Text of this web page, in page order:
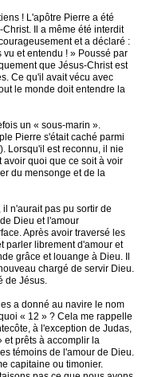
! L'apôtre Pierre a été
Il a même été interdit
et a déclaré :
et entendu ! » Poussé par
que Jésus-Christ est
Ce qu'il avait vécu avec
le monde doit entendre la
un « sous-marin ».
Pierre s'était caché parmi
Lorsqu'il est reconnu, il nie
avoir quoi que ce soit à voir
du mensonge et de la
n'aurait pas pu sortir de
Dieu et l'amour
Après avoir traversé les
parler librement d'amour et
grâce et louange à Dieu. Il
chargé de servir Dieu.
de Jésus.
a donné au navire le nom
« 12 » ? Cela me rappelle
à l'exception de Judas,
et prêts à accomplir la
témoins de l'amour de Dieu.
capitaine ou timonier.